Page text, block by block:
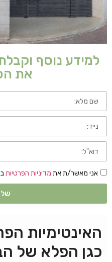
למידע נוסף
את
אני מאשר/ת את מדיניות הפרטיות
האינטימיות
כגן הפלא של